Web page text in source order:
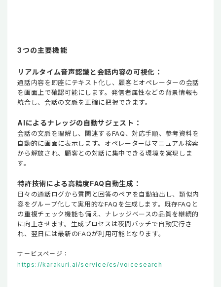
3つの主要機能
リアルタイム音声認識と会話内容の可視化：
通話内容を即座にテキスト化し、顧客とオペレーターの会話
を画面上で確認可能にします。発信者属性などの背景情報も
統合し、会話の文脈を正確に把握できます。
AIによるナレッジの自動サジェスト：
会話の文脈を理解し、関連するFAQ、対応手順、参考資料を
自動的に画面に表示します。オペレーターはマニュアル検索
から解放され、顧客との対話に集中できる環境を実現しま
す。
特許技術による高精度FAQ自動生成：
日々の通話ログから質問と回答のペアを自動抽出し、類似内
容をグループ化して実用的なFAQを生成します。既存FAQと
の重複チェック機能も備え、ナレッジベースの品質を継続的
に向上させます。生成プロセスは夜間バッチで自動実行さ
れ、翌日には最新のFAQが利用可能となります。
サービスページ：
https://karakuri.ai/service/cs/voicesearch